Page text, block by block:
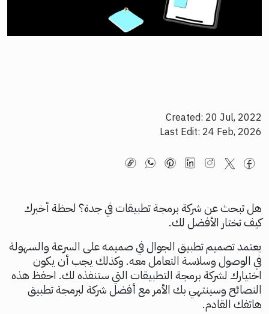
Created: 20 Jul, 2022
Last Edit: 24 Feb, 2026
هل تبحث عن شركة برمجة تطبيقات في جدة؟ لحظة أخبرك
كيف تختار الأفضل لك.
يعتمد تصميم تطبيق الجوال في صميمه على السرعة والسهولة
في الوصول وسلاسة التعامل معه. وكذلك يجب أن يكون
اختيارك لشركة برمجة التطبيقات التي ستنفذه لك. احفظ هذه
النصائح وسينتهي بك الأمر مع أفضل شركة لبرمجة تطبيق
هاتفك القادم.